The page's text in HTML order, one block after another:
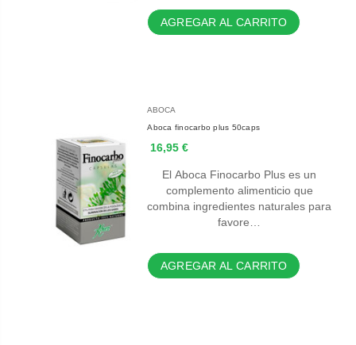
AGREGAR AL CARRITO
ABOCA
Aboca finocarbo plus 50caps
16,95 €
El Aboca Finocarbo Plus es un
complemento alimenticio que
combina ingredientes naturales para
favore…
AGREGAR AL CARRITO